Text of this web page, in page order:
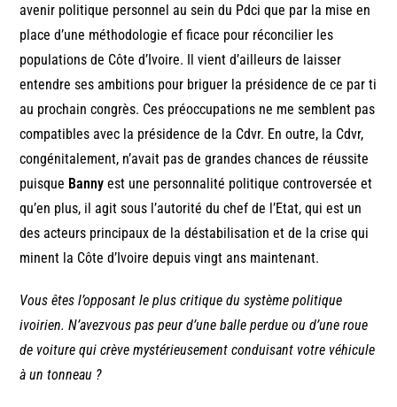
avenir politique personnel au sein du Pdci que par la mise en
place d’une méthodologie ef ficace pour réconcilier les
populations de Côte d’Ivoire. Il vient d’ailleurs de laisser
entendre ses ambitions pour briguer la présidence de ce par ti
au prochain congrès. Ces préoccupations ne me semblent pas
compatibles avec la présidence de la Cdvr. En outre, la Cdvr,
congénitalement, n’avait pas de grandes chances de réussite
puisque Banny est une personnalité politique controversée et
qu’en plus, il agit sous l’autorité du chef de l’Etat, qui est un
des acteurs principaux de la déstabilisation et de la crise qui
minent la Côte d’Ivoire depuis vingt ans maintenant.
Vous êtes l’opposant le plus critique du système politique
ivoirien. N’avezvous pas peur d’une balle perdue ou d’une roue
de voiture qui crève mystérieusement conduisant votre véhicule
à un tonneau ?